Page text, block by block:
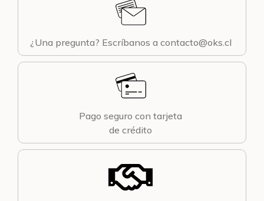
¿Una pregunta? Escríbanos a contacto@oks.cl
Pago seguro con tarjeta
de crédito